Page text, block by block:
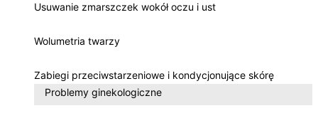
Usuwanie zmarszczek wokół oczu i ust
Wolumetria twarzy
Zabiegi przeciwstarzeniowe i kondycjonujące skórę
Problemy ginekologiczne